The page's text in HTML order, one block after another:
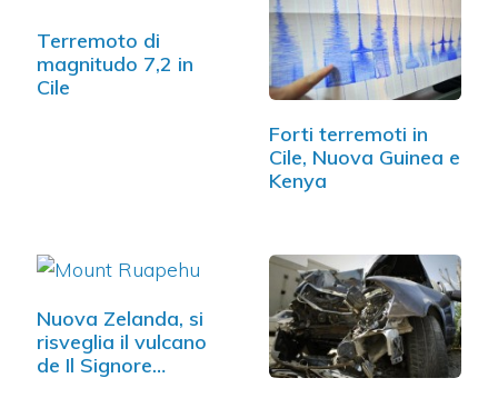
Terremoto di
magnitudo 7,2 in
Cile
Forti terremoti in
Cile, Nuova Guinea e
Kenya
Nuova Zelanda, si
risveglia il vulcano
de Il Signore…